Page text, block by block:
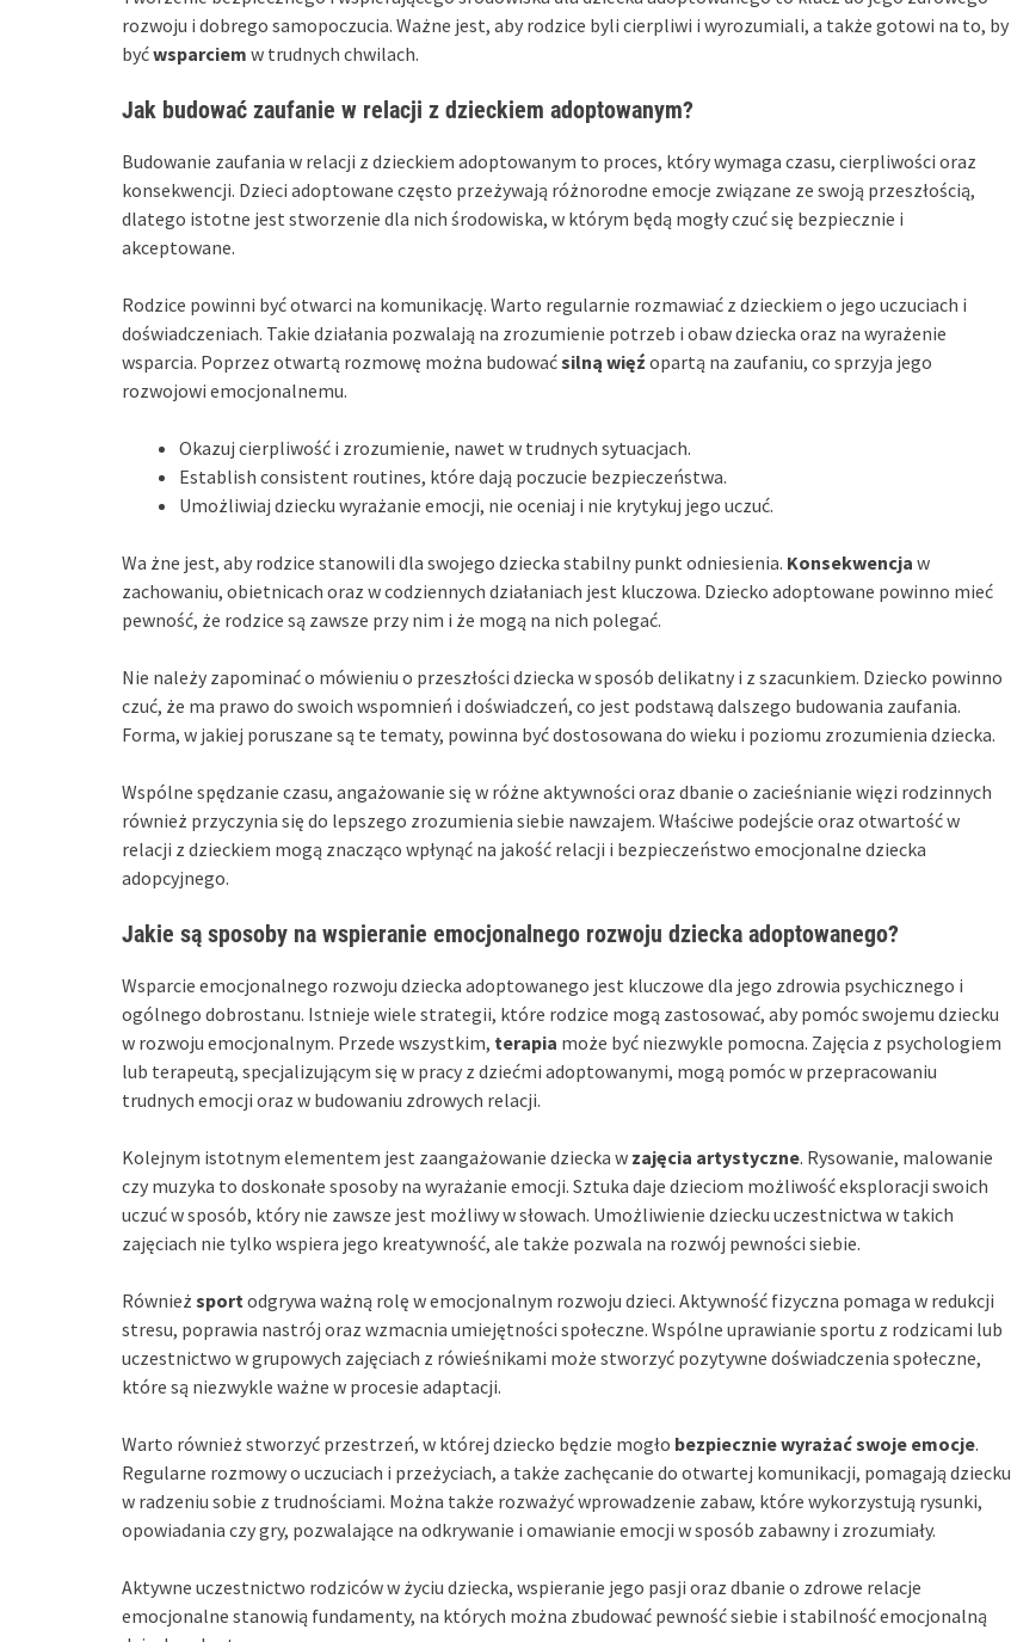
rozwoju i dobrego samopoczucia. Ważne jest, aby rodzice byli cierpliwi i wyrozumiali, a także gotowi na to, by
byćwsparciem w trudnych chwilach.
Jak budować zaufanie w relacji z dzieckiem adoptowanym?
Budowanie zaufania w relacji z dzieckiem adoptowanym to proces, który wymaga czasu, cierpliwości oraz
konsekwencji. Dzieci adoptowane często przeżywają różnorodne emocje związane ze swoją przeszłością,
dlatego istotne jest stworzenie dla nich środowiska, w którym będą mogły czuć się bezpiecznie i
akceptowane.
Rodzice powinni być otwarci na komunikację. Warto regularnie rozmawiać z dzieckiem o jego uczuciach i
doświadczeniach. Takie działania pozwalają na zrozumienie potrzeb i obaw dziecka oraz na wyrażenie
wsparcia. Poprzez otwartą rozmowę można budowaćsilną więź opartą na zaufaniu, co sprzyja jego
rozwojowi emocjonalnemu.
Okazuj cierpliwość i zrozumienie, nawet w trudnych sytuacjach.
Establish consistent routines, które dają poczucie bezpieczeństwa.
Umożliwiaj dziecku wyrażanie emocji, nie oceniaj i nie krytykuj jego uczuć.
Wa żne jest, aby rodzice stanowili dla swojego dziecka stabilny punkt odniesienia. Konsekwencja w
zachowaniu, obietnicach oraz w codziennych działaniach jest kluczowa. Dziecko adoptowane powinno mieć
pewność, że rodzice są zawsze przy nim i że mogą na nich polegać.
Nie należy zapominać o mówieniu o przeszłości dziecka w sposób delikatny i z szacunkiem. Dziecko powinno
czuć, że ma prawo do swoich wspomnień i doświadczeń, co jest podstawą dalszego budowania zaufania.
Forma, w jakiej poruszane są te tematy, powinna być dostosowana do wieku i poziomu zrozumienia dziecka.
Wspólne spędzanie czasu, angażowanie się w różne aktywności oraz dbanie o zacieśnianie więzi rodzinnych
również przyczynia się do lepszego zrozumienia siebie nawzajem. Właściwe podejście oraz otwartość w
relacji z dzieckiem mogą znacząco wpłynąć na jakość relacji i bezpieczeństwo emocjonalne dziecka
adopcyjnego.
Jakie są sposoby na wspieranie emocjonalnego rozwoju dziecka adoptowanego?
Wsparcie emocjonalnego rozwoju dziecka adoptowanego jest kluczowe dla jego zdrowia psychicznego i
ogólnego dobrostanu. Istnieje wiele strategii, które rodzice mogą zastosować, aby pomóc swojemu dziecku
w rozwoju emocjonalnym. Przede wszystkim, terapia może być niezwykle pomocna. Zajęcia z psychologiem
lub terapeutą, specjalizującym się w pracy z dziećmi adoptowanymi, mogą pomóc w przepracowaniu
trudnych emocji oraz w budowaniu zdrowych relacji.
Kolejnym istotnym elementem jest zaangażowanie dziecka w zajęcia artystyczne. Rysowanie, malowanie
czy muzyka to doskonałe sposoby na wyrażanie emocji. Sztuka daje dzieciom możliwość eksploracji swoich
uczuć w sposób, który nie zawsze jest możliwy w słowach. Umożliwienie dziecku uczestnictwa w takich
zajęciach nie tylko wspiera jego kreatywność, ale także pozwala na rozwój pewności siebie.
Również sport odgrywa ważną rolę w emocjonalnym rozwoju dzieci. Aktywność fizyczna pomaga w redukcji
stresu, poprawia nastrój oraz wzmacnia umiejętności społeczne. Wspólne uprawianie sportu z rodzicami lub
uczestnictwo w grupowych zajęciach z rówieśnikami może stworzyć pozytywne doświadczenia społeczne,
które są niezwykle ważne w procesie adaptacji.
Warto również stworzyć przestrzeń, w której dziecko będzie mogło bezpiecznie wyrażać swoje emocje.
Regularne rozmowy o uczuciach i przeżyciach, a także zachęcanie do otwartej komunikacji, pomagają dziecku
w radzeniu sobie z trudnościami. Można także rozważyć wprowadzenie zabaw, które wykorzystują rysunki,
opowiadania czy gry, pozwalające na odkrywanie i omawianie emocji w sposób zabawny i zrozumiały.
Aktywne uczestnictwo rodziców w życiu dziecka, wspieranie jego pasji oraz dbanie o zdrowe relacje
emocjonalne stanowią fundamenty, na których można zbudować pewność siebie i stabilność emocjonalną